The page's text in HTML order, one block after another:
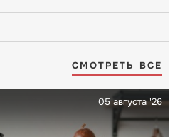
СМОТРЕТЬ ВСЕ
05 августа '26